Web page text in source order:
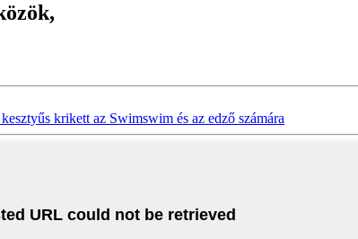
krikett az Swimswim és az edző számára